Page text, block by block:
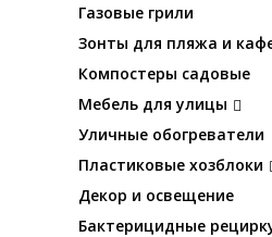
Газовые грили
Зонты для пляжа и
Компостеры садовые
Мебель для улицы
Уличные обогреватели
Пластиковые хозблоки
Декор и освещение
Бактерицидные